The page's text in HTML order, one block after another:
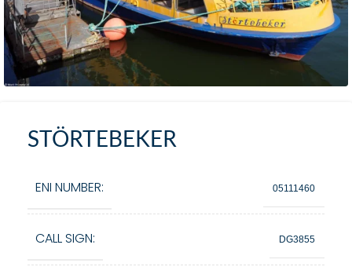
STÖRTEBEKER
ENI NUMBER: 05111460
CALL SIGN: DG3855